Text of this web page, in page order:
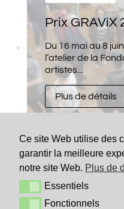
Prix GRAViX
Du 16 mai au 8
l’atelier de la
artistes...
Plus de détails
Sécurité et
Ce site Web utilise des
garantir la meilleure
notre site Web. Plus de
EssentielsEssentiels
Fonctionnels
Fonctionnels